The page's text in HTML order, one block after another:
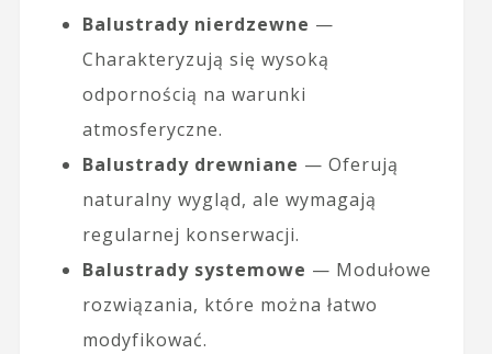
Balustrady nierdzewne —
Charakteryzują się wysoką
odpornością na warunki
atmosferyczne.
Balustrady drewniane — Oferują
naturalny wygląd, ale wymagają
regularnej konserwacji.
Balustrady systemowe — Modułowe
rozwiązania, które można łatwo
modyfikować.